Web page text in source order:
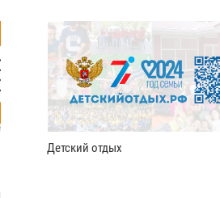
Детский отдых